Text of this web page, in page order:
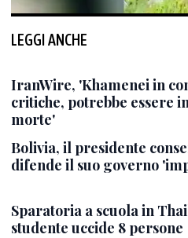
LEGGI ANCHE
IranWire, 'Khamenei in
critiche, potrebbe essere
morte'
Bolivia, il presidente
difende il suo governo
Sparatoria a scuola in
studente uccide 8 persone